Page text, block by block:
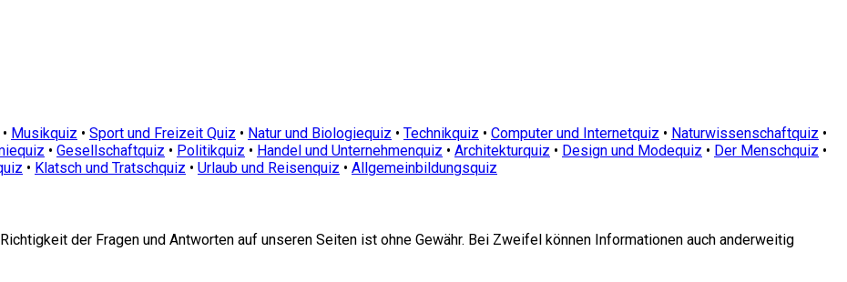
• Musikquiz • Sport und Freizeit Quiz • Natur und Biologiequiz • Technikquiz • Computer und Internetquiz • Naturwissenschaftquiz •
• Gesellschaftquiz • Politikquiz • Handel und Unternehmenquiz • Architekturquiz • Design und Modequiz • Der Menschquiz •
• Klatsch und Tratschquiz • Urlaub und Reisenquiz • Allgemeinbildungsquiz
der Fragen und Antworten auf unseren Seiten ist ohne Gewähr. Bei Zweifel können Informationen auch anderweitig